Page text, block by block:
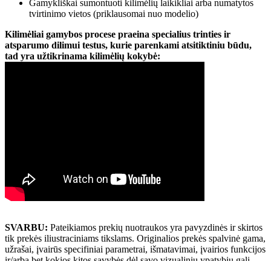
Gamykliškai sumontuoti kilimėlių laikikliai arba numatytos
tvirtinimo vietos (priklausomai nuo modelio)
Kilimėliai gamybos procese praeina specialius trinties ir
atsparumo dilimui testus, kurie parenkami atsitiktiniu būdu,
tad yra užtikrinama kilimėlių kokybė:
SVARBU: Pateikiamos prekių nuotraukos yra pavyzdinės ir skirtos
tik prekės iliustraciniams tikslams. Originalios prekės spalvinė gama,
užrašai, įvairūs specifiniai parametrai, išmatavimai, įvairios funkcijos